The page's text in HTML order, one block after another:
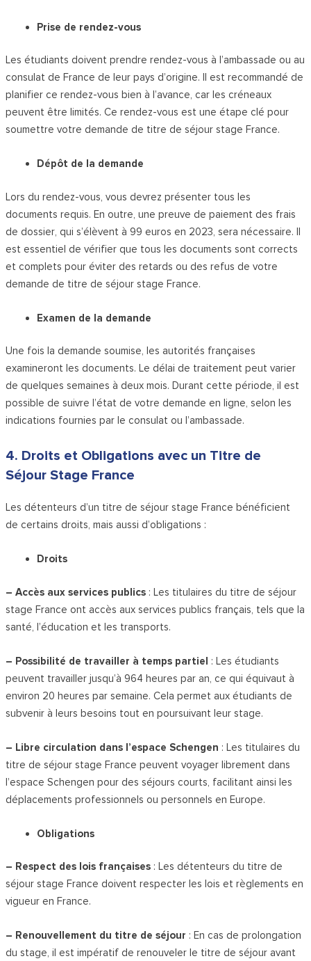
Prise de rendez-vous
Les étudiants doivent prendre rendez-vous à l’ambassade ou au
consulat de France de leur pays d’origine. Il est recommandé de
planifier ce rendez-vous bien à l’avance, car les créneaux
peuvent être limités. Ce rendez-vous est une étape clé pour
soumettre votre demande de titre de séjour stage France.
Dépôt de la demande
Lors du rendez-vous, vous devrez présenter tous les
documents requis. En outre, une preuve de paiement des frais
de dossier, qui s’élèvent à 99 euros en 2023, sera nécessaire. Il
est essentiel de vérifier que tous les documents sont corrects
et complets pour éviter des retards ou des refus de votre
demande de titre de séjour stage France.
Examen de la demande
Une fois la demande soumise, les autorités françaises
examineront les documents. Le délai de traitement peut varier
de quelques semaines à deux mois. Durant cette période, il est
possible de suivre l’état de votre demande en ligne, selon les
indications fournies par le consulat ou l’ambassade.
4. Droits et Obligations avec un Titre de
Séjour Stage France
Les détenteurs d’un titre de séjour stage France bénéficient
de certains droits, mais aussi d’obligations :
Droits
– Accès aux services publics : Les titulaires du titre de séjour
stage France ont accès aux services publics français, tels que la
santé, l’éducation et les transports.
– Possibilité de travailler à temps partiel : Les étudiants
peuvent travailler jusqu’à 964 heures par an, ce qui équivaut à
environ 20 heures par semaine. Cela permet aux étudiants de
subvenir à leurs besoins tout en poursuivant leur stage.
– Libre circulation dans l’espace Schengen : Les titulaires du
titre de séjour stage France peuvent voyager librement dans
l’espace Schengen pour des séjours courts, facilitant ainsi les
déplacements professionnels ou personnels en Europe.
Obligations
– Respect des lois françaises : Les détenteurs du titre de
séjour stage France doivent respecter les lois et règlements en
vigueur en France.
– Renouvellement du titre de séjour : En cas de prolongation
du stage, il est impératif de renouveler le titre de séjour avant